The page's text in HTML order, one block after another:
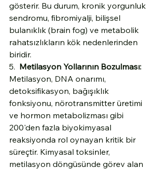
gösterir. Bu durum, kronik yorgunluk
sendromu, fibromiyalji, bilişsel
bulanıklık (brain fog) ve metabolik
rahatsızlıkların kök nedenlerinden
biridir.
5. Metilasyon Yollarının Bozulması:
Metilasyon, DNA onarımı,
detoksifikasyon, bağışıklık
fonksiyonu, nörotransmitter üretimi
ve hormon metabolizması gibi
200'den fazla biyokimyasal
reaksiyonda rol oynayan kritik bir
süreçtir. Kimyasal toksinler,
metilasyon döngüsünde görev alan